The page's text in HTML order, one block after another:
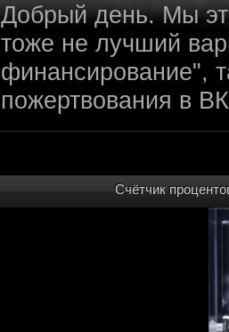
Добрый день. Мы
тоже не лучший
финансирование",
пожертвования в
Привет, ребят! Не
не смыслят в
не допустит,
пор косят бабло.
финансирование с
Счётчик